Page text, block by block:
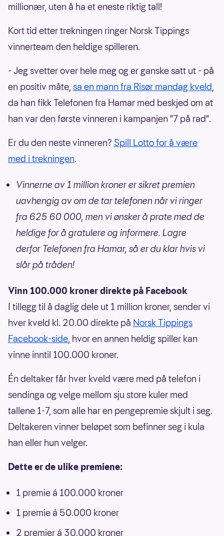
millionær, uten å ha et eneste riktig tall!
Kort tid etter trekningen ringer Norsk Tippings
vinnerteam den heldige spilleren.
- Jeg svetter over hele meg og er ganske satt ut - på
en positiv måte, sa en mann fra Risør mandag kveld,
da han fikk Telefonen fra Hamar med beskjed om at
han var den første vinneren i kampanjen "7 på rad".
Er du den neste vinneren? Spill Lotto for å være
med i trekningen.
Vinnerne av 1 million kroner er sikret premien
uavhengig av om de tar telefonen når vi ringer
fra 625 60 000, men vi ønsker å prate med de
heldige for å gratulere og informere. Lagre
derfor Telefonen fra Hamar, så er du klar hvis vi
slår på tråden!
Vinn 100.000 kroner direkte på Facebook
I tillegg til å daglig dele ut 1 million kroner, sender vi
hver kveld kl. 20.00 direkte på Norsk Tippings
Facebook-side, hvor en annen heldig spiller kan
vinne inntil 100.000 kroner.
Én deltaker får hver kveld være med på telefon i
sendinga og velge mellom sju store kuler med
tallene 1-7, som alle har en pengepremie skjult i seg.
Deltakeren vinner beløpet som befinner seg i kula
han eller hun velger.
Dette er de ulike premiene:
1 premie á 100.000 kroner
1 premie á 50.000 kroner
2 premier á 30.000 kroner